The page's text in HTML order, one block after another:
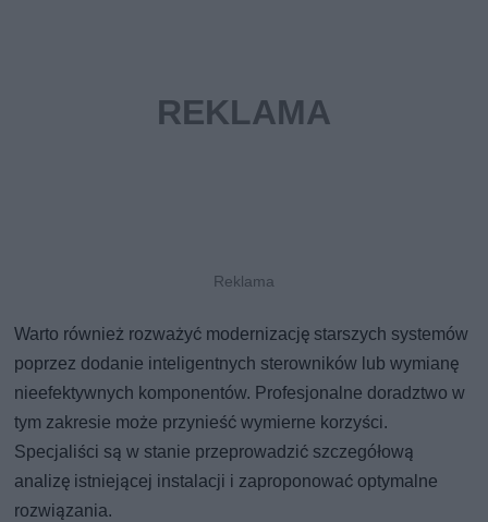
Warto również rozważyć modernizację starszych systemów
poprzez dodanie inteligentnych sterowników lub wymianę
nieefektywnych komponentów. Profesjonalne doradztwo w
tym zakresie może przynieść wymierne korzyści.
Specjaliści są w stanie przeprowadzić szczegółową
analizę istniejącej instalacji i zaproponować optymalne
rozwiązania.